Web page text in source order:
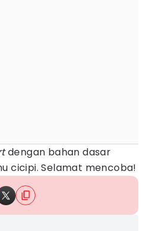
dengan bahan dasar
cicipi. Selamat mencoba!